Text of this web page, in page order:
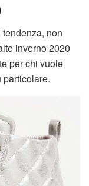
tendenza, non
inverno 2020
per chi vuole